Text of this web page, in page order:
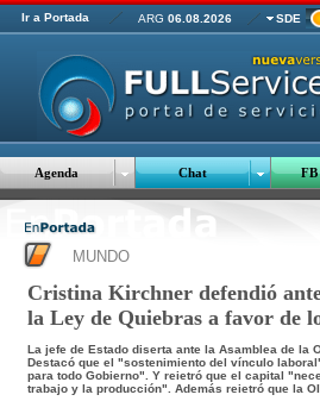
Ir a Portada ARG 06.08.2026 SDE
Agenda Chat FB
MUNDO
Cristina Kirchner defendió
la Ley de Quiebras a favor de
La jefe de Estado diserta ante la Asamblea de la
Destacó que el "sostenimiento del vínculo
para todo Gobierno". Y reietró que el capital
trabajo y la producción". Además reietró que la